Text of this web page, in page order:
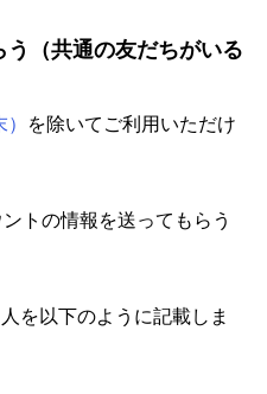
（共通の友だちがいる
を除いてご利用いただけ
トの情報を送ってもらう
を以下のように記載しま